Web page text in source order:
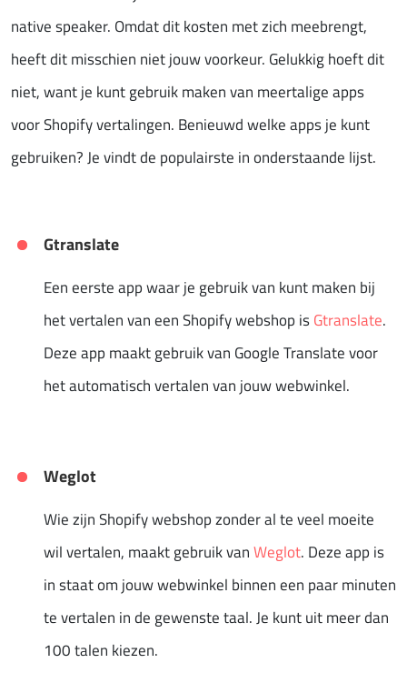
native speaker. Omdat dit kosten met zich meebrengt,
heeft dit misschien niet jouw voorkeur. Gelukkig hoeft dit
niet, want je kunt gebruik maken van meertalige apps
voor Shopify vertalingen. Benieuwd welke apps je kunt
gebruiken? Je vindt de populairste in onderstaande lijst.
Gtranslate
Een eerste app waar je gebruik van kunt maken bij
het vertalen van een Shopify webshop isGtranslate.
Deze app maakt gebruik van Google Translate voor
het automatisch vertalen van jouw webwinkel.
Weglot
Wie zijn Shopify webshop zonder al te veel moeite
wil vertalen, maakt gebruik vanWeglot. Deze app is
in staat om jouw webwinkel binnen een paar minuten
te vertalen in de gewenste taal. Je kunt uit meer dan
100 talen kiezen.